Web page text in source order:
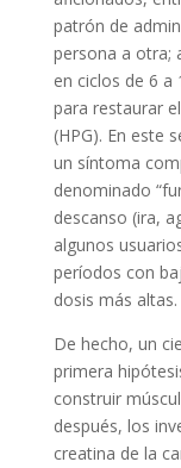
patrón de
persona a otra;
en ciclos de 6 a
para restaurar
(HPG). En este
un síntoma
denominado
descanso (ira,
algunos
períodos con
dosis más altas.
De hecho, un
primera
construir
después, los
creatina de la